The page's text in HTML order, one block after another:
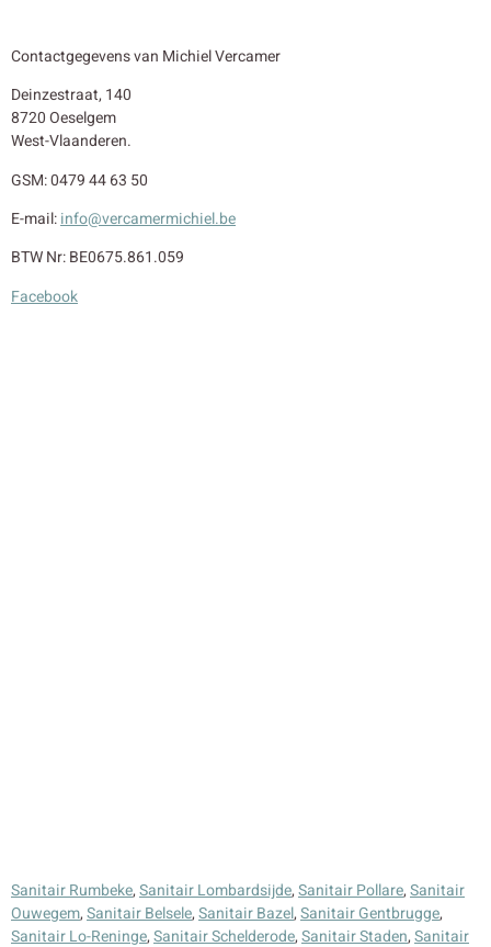
Contactgegevens van Michiel Vercamer
Deinzestraat, 140
8720 Oeselgem
West-Vlaanderen.
GSM: 0479 44 63 50
E-mail:info@vercamermichiel.be
BTW Nr: BE0675.861.059
Facebook
Sanitair Rumbeke,Sanitair Lombardsijde,Sanitair Pollare,Sanitair
Ouwegem,Sanitair Belsele,Sanitair Bazel,Sanitair Gentbrugge,
Sanitair Lo-Reninge,Sanitair Schelderode,Sanitair Staden,Sanitair